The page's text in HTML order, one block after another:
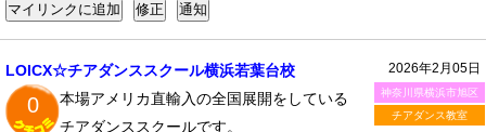
2026年2月05日
神奈川県横浜市旭区
チアダンス教室
LOICX☆チアダンススクール横浜若葉台校
0
本場アメリカ直輸入の全国展開をしている
チアダンススクールです。